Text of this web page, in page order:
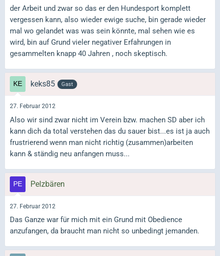
der Arbeit und zwar so das er den Hundesport komplett
vergessen kann, also wieder ewige suche, bin gerade wieder
mal wo gelandet was was sein könnte, mal sehen wie es
wird, bin auf Grund vieler negativer Erfahrungen in
gesammelten knapp 40 Jahren , noch skeptisch.
keks85 Gast
27. Februar 2012
Also wir sind zwar nicht im Verein bzw. machen SD aber ich
kann dich da total verstehen das du sauer bist...es ist ja auch
frustrierend wenn man nicht richtig (zusammen)arbeiten
kann & ständig neu anfangen muss...
Pelzbären
27. Februar 2012
Das Ganze war für mich mit ein Grund mit Obedience
anzufangen, da braucht man nicht so unbedingt jemanden.